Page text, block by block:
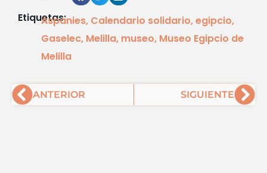
Etiquetas:
Aspanies, Calendario solidario,egipcio,
Gaselec, Melilla, museo, Museo Egipcio de
Melilla
AntANTERIOR SIGUIENTE